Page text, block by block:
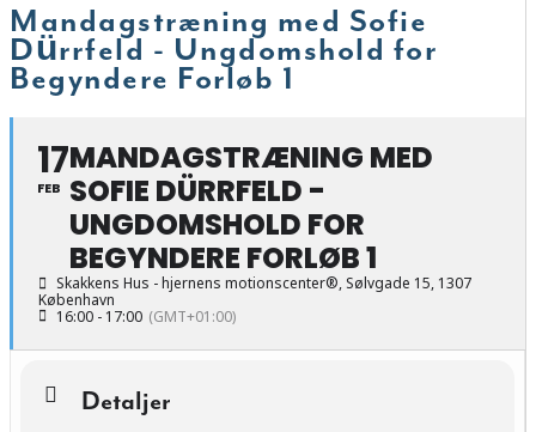
Mandagstræning med Sofie
Dürrfeld - Ungdomshold for
Begyndere Forløb 1
17
FEB
MANDAGSTRÆNING MED
SOFIE DÜRRFELD -
UNGDOMSHOLD FOR
BEGYNDERE FORLØB 1
Skakkens Hus - hjernens motionscenter®, Sølvgade 15, 1307
København
16:00 - 17:00 (GMT+01:00)
Detaljer